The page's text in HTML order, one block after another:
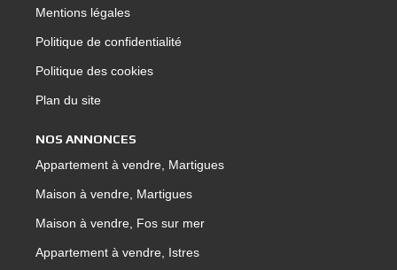
Mentions légales
Politique de confidentialité
Politique des cookies
Plan du site
NOS ANNONCES
Appartement à vendre, Martigues
Maison à vendre, Martigues
Maison à vendre, Fos sur mer
Appartement à vendre, Istres